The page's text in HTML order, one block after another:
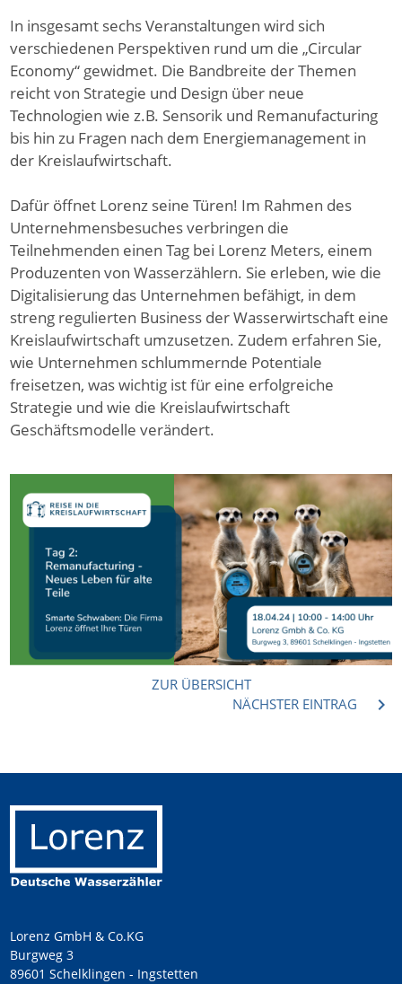
In insgesamt sechs Veranstaltungen wird sich
verschiedenen Perspektiven rund um die „Circular
Economy“ gewidmet. Die Bandbreite der Themen
reicht von Strategie und Design über neue
Technologien wie z.B. Sensorik und Remanufacturing
bis hin zu Fragen nach dem Energiemanagement in
der Kreislaufwirtschaft.
Dafür öffnet Lorenz seine Türen! Im Rahmen des
Unternehmensbesuches verbringen die
Teilnehmenden einen Tag bei Lorenz Meters, einem
Produzenten von Wasserzählern. Sie erleben, wie die
Digitalisierung das Unternehmen befähigt, in dem
streng regulierten Business der Wasserwirtschaft eine
Kreislaufwirtschaft umzusetzen. Zudem erfahren Sie,
wie Unternehmen schlummernde Potentiale
freisetzen, was wichtig ist für eine erfolgreiche
Strategie und wie die Kreislaufwirtschaft
Geschäftsmodelle verändert.
ZUR ÜBERSICHT
chevron_right
NÄCHSTER EINTRAG
Lorenz GmbH & Co.KG
Burgweg 3
89601 Schelklingen - Ingstetten